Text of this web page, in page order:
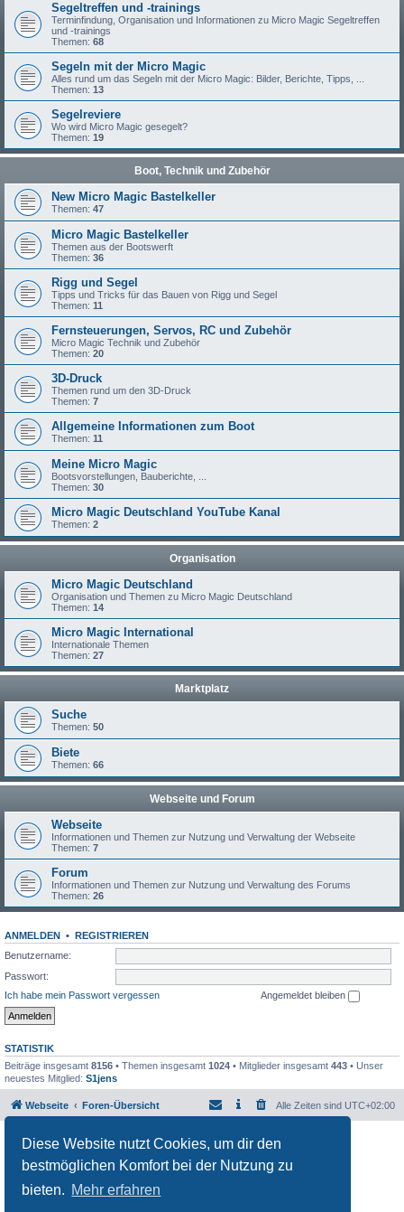
Diese Website nutzt Cookies, um dir den
bestmöglichen Komfort bei der Nutzung zu
bieten. Mehr erfahren
Segeltreffen und -trainings
Terminfindung, Organisation und Informationen zu Micro Magic Segeltreffen
und -trainings
Themen: 68
Segeln mit der Micro Magic
Alles rund um das Segeln mit der Micro Magic: Bilder, Berichte, Tipps, ...
Themen: 13
Segelreviere
Wo wird Micro Magic gesegelt?
Themen: 19
Boot, Technik und Zubehör
New Micro Magic Bastelkeller
Themen: 47
Micro Magic Bastelkeller
Themen aus der Bootswerft
Themen: 36
Rigg und Segel
Tipps und Tricks für das Bauen von Rigg und Segel
Themen: 11
Fernsteuerungen, Servos, RC und Zubehör
Micro Magic Technik und Zubehör
Themen: 20
3D-Druck
Themen rund um den 3D-Druck
Themen: 7
Allgemeine Informationen zum Boot
Themen: 11
Meine Micro Magic
Bootsvorstellungen, Bauberichte, ...
Themen: 30
Micro Magic Deutschland YouTube Kanal
Themen: 2
Organisation
Micro Magic Deutschland
Organisation und Themen zu Micro Magic Deutschland
Themen: 14
Micro Magic International
Internationale Themen
Themen: 27
Marktplatz
Suche
Themen: 50
Biete
Themen: 66
Webseite und Forum
Webseite
Informationen und Themen zur Nutzung und Verwaltung der Webseite
Themen: 7
Forum
Informationen und Themen zur Nutzung und Verwaltung des Forums
Themen: 26
ANMELDEN •
REGISTRIEREN
Benutzername:
Passwort:
Ich habe mein Passwort vergessen
Angemeldet bleiben
STATISTIK
Beiträge insgesamt 8156 • Themen insgesamt 1024 • Mitglieder insgesamt 443 • Unser
neuestes Mitglied: S1jens
Webseite Foren-Übersicht Alle Zeiten sind UTC+02:00
Powered by phpBB
® Forum Software © phpBB Limited
Datenschutz|Nutzungsbedingungen